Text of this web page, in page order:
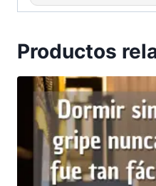
Productos